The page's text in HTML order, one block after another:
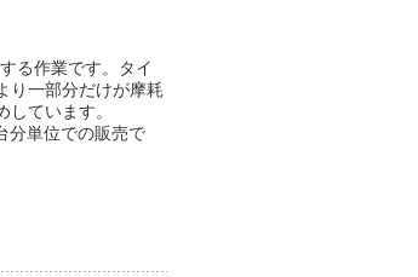
る作業です。タイ
り一部分だけが摩耗
ています。
分単位での販売で